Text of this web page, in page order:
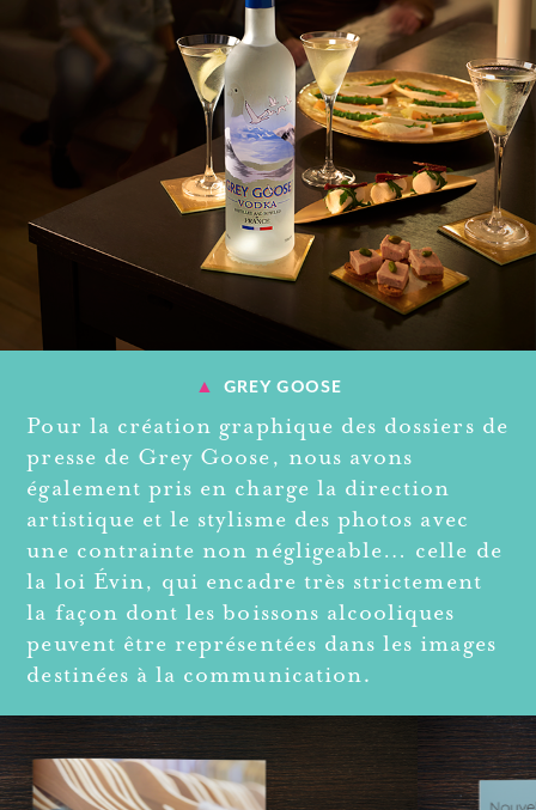
▲ GREY GOOSE
Pour la création graphique des dossiers de
presse de Grey Goose, nous avons
également pris en charge la direction
artistique et le stylisme des photos avec
une contrainte non négligeable… celle de
la loi Évin, qui encadre très strictement
la façon dont les boissons alcooliques
peuvent être représentées dans les images
destinées à la communication.